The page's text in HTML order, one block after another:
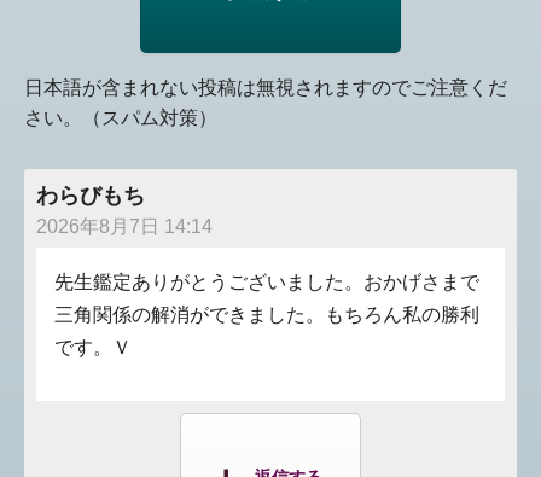
日本語が含まれない投稿は無視されますのでご注意くだ
さい。（スパム対策）
わらびもち
2026年8月7日 14:14
先生鑑定ありがとうございました。おかげさまで
三角関係の解消ができました。もちろん私の勝利
です。Ｖ